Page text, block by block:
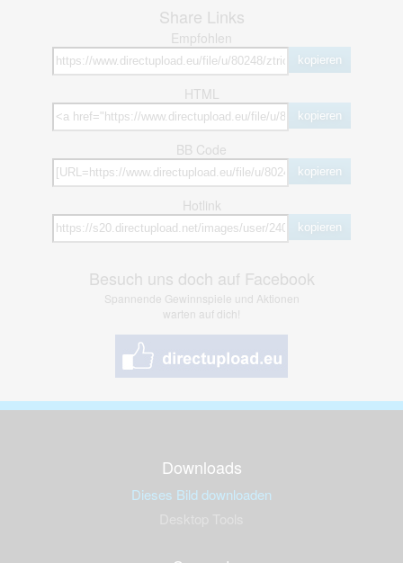
Share Links
Empfohlen
kopieren
HTML
kopieren
BB Code
kopieren
Hotlink
kopieren
Besuch uns doch auf Facebook
Spannende Gewinnspiele und Aktionen
warten auf dich!
Downloads
Dieses Bild downloaden